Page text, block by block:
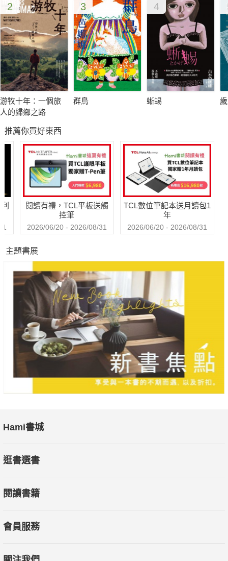
你仔細參透……
初次聽說「心聲販賣所」，是在某個暴雨的午後，那也是第一
次，我對魯莽闖入販賣所的自己懊悔不已。雖然藉由聽見心聲，
我成了父母眼中的乖女兒，但代價卻是那些如利刃般傷人的話
語，隨時可能刺痛我的心。
升上國中後，我結交了一群無話不談的朋友，即使強烈抗拒，所
閨蜜、在意我弟弟的同學……刻薄的咒罵和見不得光的秘密，讓
單純的友誼漸漸變質。結果最好的朋友走上陌路，剛萌芽的愛情
也一夕之間幻滅。
是不是只要沒有在意的人，就不用再經歷這一切？懷抱這種心情
的我，卻迎來了人生第一場戀愛。與眾不同的他，是我遇過最心
的「真心話」。
我，卻沒料到上天給我的嚴峻考驗，竟讓我再度從雲端重重摔
下……"
2
游牧十年：一個旅
人的歸鄉之路
3
群鳥
4
蜥蜴
推薦你買好東西
閱讀有禮，TCL平板送觸
控筆
2026/06/20 - 2026/08/31
TCL數位筆記本送月讀包1
年
2026/06/20 - 2026/08/31
主題書展
Hami書城
逛書選書
閱讀書籍
會員服務